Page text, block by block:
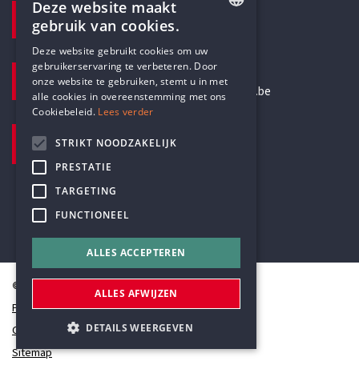
TELEFOON
+32 3 233 70 32
E-MAILADRES
secretariaat@humanistischverbond.be
Antwerpen, 2000
© Humanistisch Verbond 2026
Privacy
Cookiestatement
Sitemap
DUTCH
Deze website maakt
gebruik van cookies.
Deze website gebruikt cookies om uw
gebruikerservaring te verbeteren. Door
onze website te gebruiken, stemt u in met
alle cookies in overeenstemming met ons
Cookiebeleid. Lees verder
STRIKT NOODZAKELIJK
PRESTATIE
TARGETING
FUNCTIONEEL
ALLES ACCEPTEREN
ALLES AFWIJZEN
DETAILS WEERGEVEN